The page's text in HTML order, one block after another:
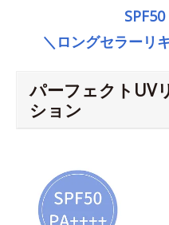
SPF50
＼ロングセラーリ
パーフェクトUV
ション